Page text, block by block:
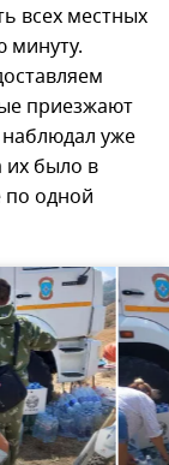
всех местных
минуту.
приезжают
уже
их было в
по одной